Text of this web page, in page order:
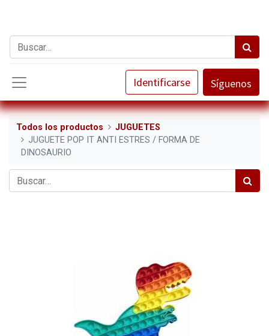
Identificarse Síguenos
Todos los productos
JUGUETES
JUGUETE POP IT ANTI ESTRES / FORMA DE
DINOSAURIO